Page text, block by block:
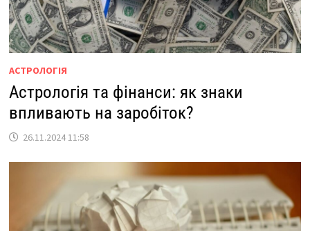
АСТРОЛОГІЯ
Астрологія та фінанси: як знаки
впливають на заробіток?
26.11.2024 11:58